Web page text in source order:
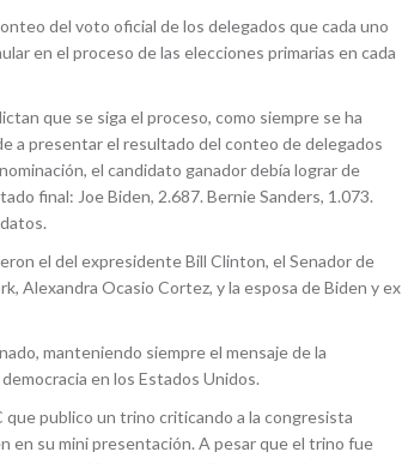
del voto oficial de los delegados que cada uno
en el proceso de las elecciones primarias en cada
que se siga el proceso, como siempre se ha
a presentar el resultado del conteo de delegados
el candidato ganador debía lograr de
final: Joe Biden, 2.687. Bernie Sanders, 1.073.
el del expresidente Bill Clinton, el Senador de
Alexandra Ocasio Cortez, y la esposa de Biden y ex
manteniendo siempre el mensaje de la
en los Estados Unidos.
que publico un trino criticando a la congresista
en su mini presentación. A pesar que el trino fue